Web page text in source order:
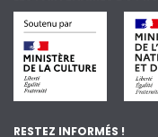
RESTEZ INFORMÉS !